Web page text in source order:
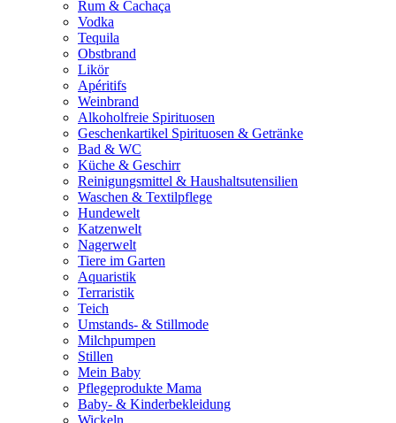
Rum & Cachaça
Vodka
Tequila
Obstbrand
Likör
Apéritifs
Weinbrand
Alkoholfreie Spirituosen
Geschenkartikel Spirituosen & Getränke
Bad & WC
Küche & Geschirr
Reinigungsmittel & Haushaltsutensilien
Waschen & Textilpflege
Hundewelt
Katzenwelt
Nagerwelt
Tiere im Garten
Aquaristik
Terraristik
Teich
Umstands- & Stillmode
Milchpumpen
Stillen
Mein Baby
Pflegeprodukte Mama
Baby- & Kinderbekleidung
Wickeln